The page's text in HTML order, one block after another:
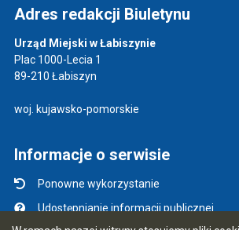
Adres redakcji Biuletynu
Urząd Miejski w Łabiszynie
Plac 1000-Lecia 1
89-210 Łabiszyn
woj. kujawsko-pomorskie
Informacje o serwisie
Ponowne wykorzystanie
Udostępnianie informacji publicznej